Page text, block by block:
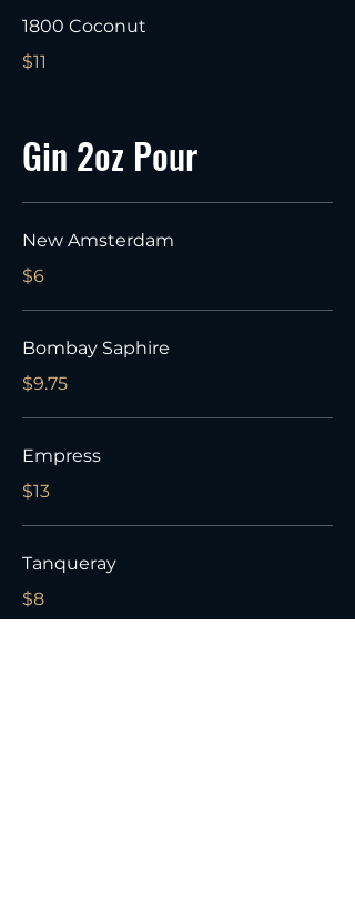
1800 Coconut
$11
Gin 2oz Pour
New Amsterdam
$6
Bombay Saphire
$9.75
Empress
$13
Tanqueray
$8